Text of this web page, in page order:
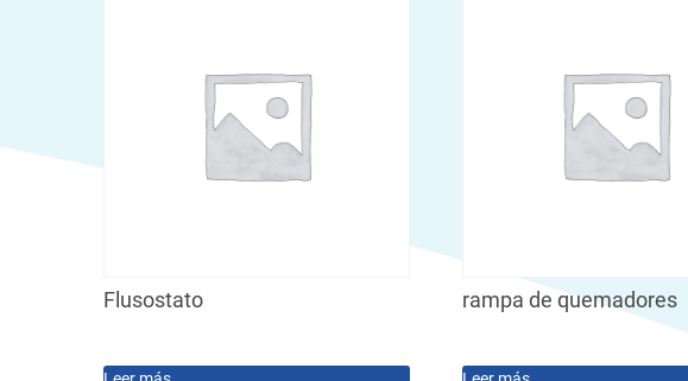
Flusostato rampa de quemadores